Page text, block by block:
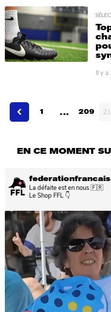
Il y a
1 … 209
EN CE MOMENT
La défaite est en nous 🇫🇷
Le Shop FFL 👇